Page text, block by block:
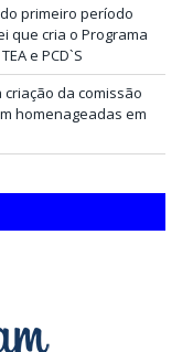
primeiro período
que cria o Programa
e PCD`S
da comissão
homenageadas em